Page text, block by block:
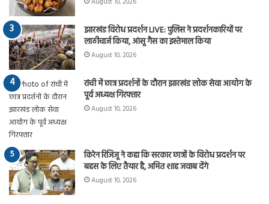
झारखंड विरोध प्रदर्शन LIVE: पुलिस ने प्रदर्शनकारियों पर
लाठीचार्ज किया, आंसू गैस का इस्तेमाल किया
August 10, 2026
रांची में छात्र प्रदर्शनों के दौरान झारखंड लोक सेवा आयोग के
पूर्व अध्यक्ष गिरफ्तार
August 10, 2026
किरेन रिजिजू ने कहा कि सरकार छात्रों के विरोध प्रदर्शन पर
बहस के लिए तैयार है, अमित शाह जवाब देंगे
August 10, 2026